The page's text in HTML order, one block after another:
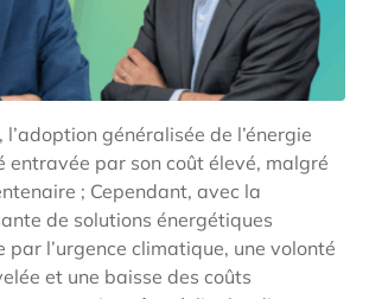
l’adoption généralisée de l’énergie
entravée par son coût élevé, malgré
; Cependant, avec la
de solutions énergétiques
par l’urgence climatique, une volonté
et une baisse des coûts